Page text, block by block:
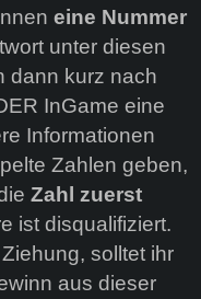
eine Nummer
unter diesen
dann kurz nach
InGame eine
Informationen
Zahlen geben,
Zahl zuerst
ist disqualifiziert.
solltet ihr
aus dieser